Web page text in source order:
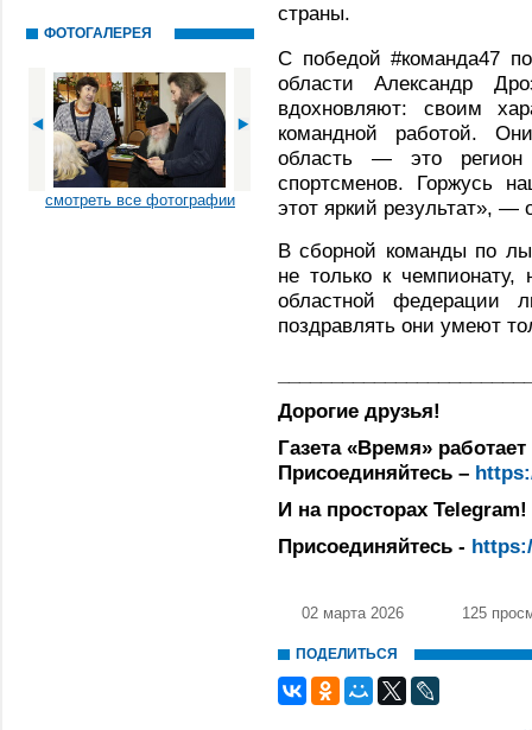
ФОТОГАЛЕРЕЯ
смотреть все фотографии
страны.
С победой #команда47
области Александр
вдохновляют: своим
командной работой.
область — это
спортсменов. Горжусь
этот яркий результат», —
В сборной команды по
не только к
областной федерации
поздравлять они умеют
Дорогие друзья!
Газета «Время»
Присоединяйтесь –
И на просторах Telegram!
Присоединяйтесь -
02 марта 2026 125
ПОДЕЛИТЬСЯ